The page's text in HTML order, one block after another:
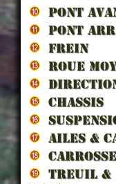
PONT
PONT
FREIN
ROUE
CHASSIS
AILES &
TREUIL